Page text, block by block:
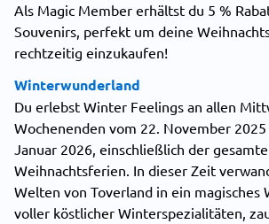
Als Magic Member erhältst du 5 %
Souvenirs, perfekt um deine
rechtzeitig einzukaufen!
Winterwunderland
Du erlebst Winter Feelings an allen
Wochenenden vom 22. November
Januar 2026, einschließlich der
Weihnachtsferien. In dieser Zeit
Welten von Toverland in ein magisches
voller köstlicher Winterspezialitäten,